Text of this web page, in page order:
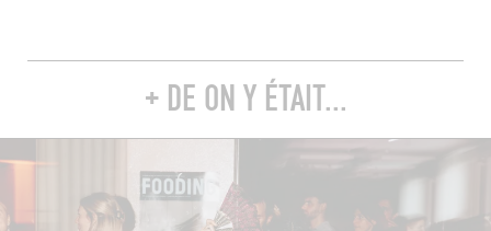
+ DE ON Y ÉTAIT...